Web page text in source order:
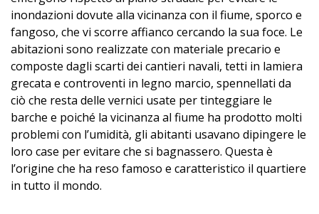
inondazioni dovute alla vicinanza con il fiume, sporco e
fangoso, che vi scorre affianco cercando la sua foce. Le
abitazioni sono realizzate con materiale precario e
composte dagli scarti dei cantieri navali, tetti in lamiera
grecata e controventi in legno marcio, spennellati da
ciò che resta delle vernici usate per tinteggiare le
barche e poiché la vicinanza al fiume ha prodotto molti
problemi con l’umidità, gli abitanti usavano dipingere le
loro case per evitare che si bagnassero. Questa è
l’origine che ha reso famoso e caratteristico il quartiere
in tutto il mondo.